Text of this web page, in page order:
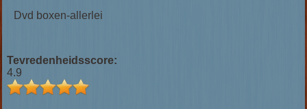
Dvd boxen-allerlei
Tevredenheidsscore:
4.9